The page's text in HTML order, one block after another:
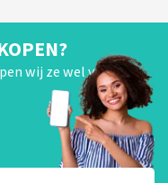
wij ze wel van je!